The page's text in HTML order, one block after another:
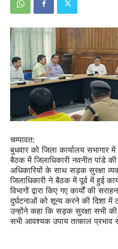
चम्पावत:
बुधवार को जिला कार्यालय सभागार
बैठक में जिलाधिकारी नवनीत पांडे की
अधिकारियों के साथ सड़क सुरक्षा
जिलाधिकारी ने बैठक में पूर्व में हुई
विभागों द्वारा किए गए कार्यों की
दुर्घटनाओं को शून्य करने की दिशा में
उन्होंने कहा कि सड़क सुरक्षा सभी
सभी आवश्यक उपाय तत्काल प्रभाव